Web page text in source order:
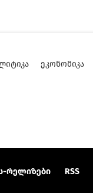
ᲔᲙᲝᲜᲝᲛᲘᲙᲐ
რელიზები RSS